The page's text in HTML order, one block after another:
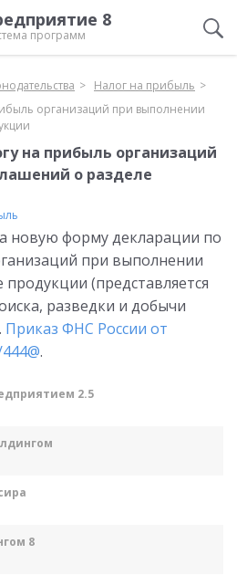
8
программ
Налог на прибыль
организаций при выполнении
на прибыль организаций
о разделе
новую форму декларации по
при выполнении
(представляется
разведки и добычи
Приказ ФНС России от
.
2.5
8